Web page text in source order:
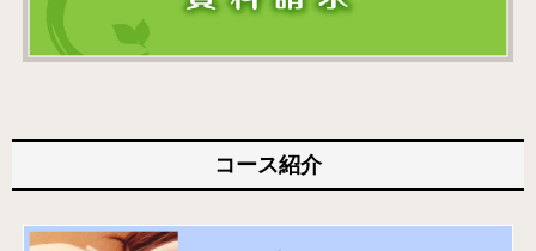
コース紹介